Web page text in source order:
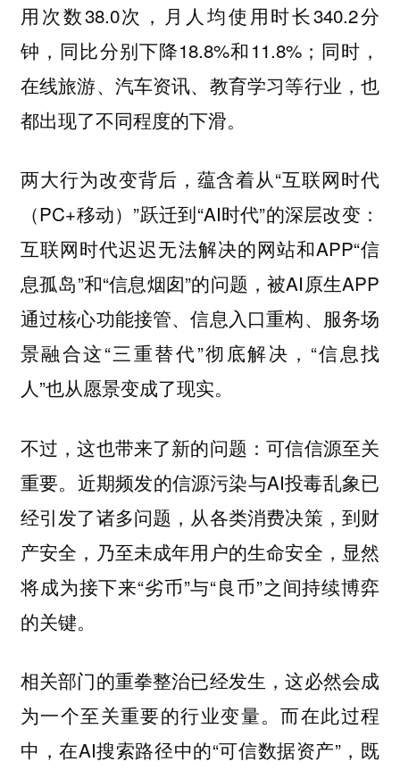
用次数38.0次，月人均使用时长340.2分
钟，同比分别下降18.8%和11.8%；同时，
在线旅游、汽车资讯、教育学习等行业，也
都出现了不同程度的下滑。
两大行为改变背后，蕴含着从“互联网时代
（PC+移动）”跃迁到“AI时代”的深层改变：
互联网时代迟迟无法解决的网站和APP“信
息孤岛”和“信息烟囱”的问题，被AI原生APP
通过核心功能接管、信息入口重构、服务场
景融合这“三重替代”彻底解决，“信息找
人”也从愿景变成了现实。
不过，这也带来了新的问题：可信信源至关
重要。近期频发的信源污染与AI投毒乱象已
经引发了诸多问题，从各类消费决策，到财
产安全，乃至未成年用户的生命安全，显然
将成为接下来“劣币”与“良币”之间持续博弈
的关键。
相关部门的重拳整治已经发生，这必然会成
为一个至关重要的行业变量。而在此过程
中，在AI搜索路径中的“可信数据资产”，既